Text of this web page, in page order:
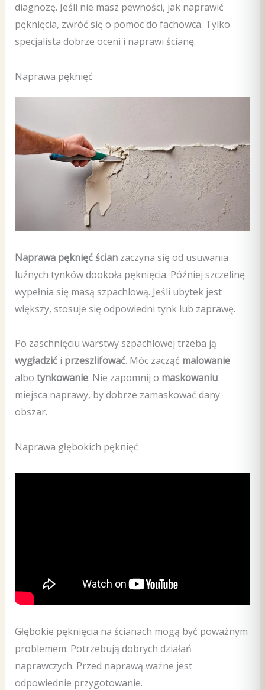
diagnozę. Jeśli nie masz pewności, jak naprawić
pęknięcia, zwróć się o pomoc do fachowca. Tylko
specjalista dobrze oceni i naprawi ścianę.
Naprawa pęknięć
Naprawa pęknięć ścianzaczyna się od usuwania
luźnych tynków dookoła pęknięcia. Później szczelinę
wypełnia się masą szpachlową. Jeśli ubytek jest
większy, stosuje się odpowiedni tynk lub zaprawę.
Po zaschnięciu warstwy szpachlowej trzeba ją
wygładzići przeszlifować. Móc zacząć malowanie
albo tynkowanie. Nie zapomnij o maskowaniu
miejsca naprawy, by dobrze zamaskować dany
obszar.
Naprawa głębokich pęknięć
Głębokie pęknięcia na ścianach mogą być poważnym
problemem. Potrzebują dobrych działań
naprawczych. Przed naprawą ważne jest
odpowiednie przygotowanie.